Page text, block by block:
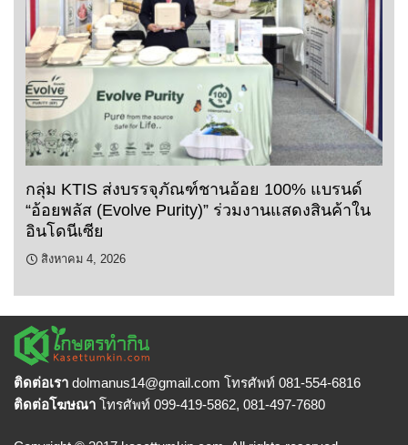
กลุ่ม KTIS ส่งบรรจุภัณฑ์ชานอ้อย 100% แบรนด์
“อ้อยพลัส (Evolve Purity)” ร่วมงานแสดงสินค้าใน
อินโดนีเซีย
สิงหาคม 4, 2026
ติดต่อเรา dolmanus14@gmail.com โทรศัพท์ 081-554-6816
ติดต่อโฆษณา โทรศัพท์ 099-419-5862, 081-497-7680